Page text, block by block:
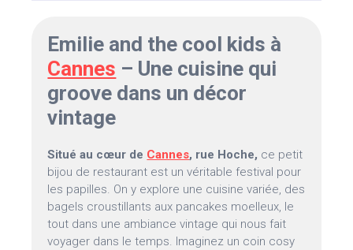
Emilie and the cool kids à
Cannes – Une cuisine qui
groove dans un décor
vintage
Situé au cœur de Cannes, rue Hoche, ce petit
bijou de restaurant est un véritable festival pour
les papilles. On y explore une cuisine variée, des
bagels croustillants aux pancakes moelleux, le
tout dans une ambiance vintage qui nous fait
voyager dans le temps. Imaginez un coin cosy